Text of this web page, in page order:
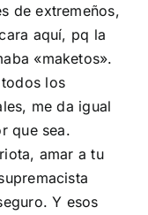
de extremeños,
aquí, pq la
«maketos».
los
me da igual
que sea.
amar a tu
Y esos